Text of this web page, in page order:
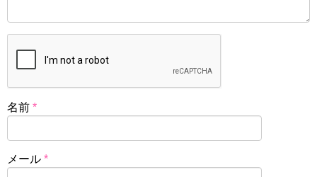
名前 *
メール *